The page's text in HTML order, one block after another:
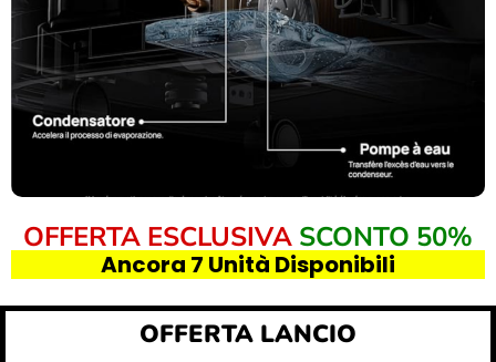
OFFERTA ESCLUSIVA SCONTO 50%
Ancora 7 Unità Disponibili
OFFERTA LANCIO